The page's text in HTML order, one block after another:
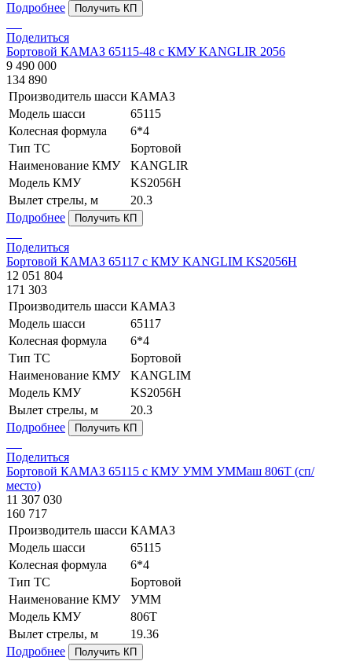
Подробнее
Получить КП
Поделиться
Бортовой КАМАЗ 65115-48 с КМУ KANGLIR 2056
9 490 000
134 890
Производитель шасси КАМАЗ
Модель шасси
65115
Колесная формула
6*4
Тип ТС
Бортовой
Наименование КМУ
KANGLIR
Модель КМУ
KS2056H
Вылет стрелы, м
20.3
Подробнее
Получить КП
Поделиться
Бортовой КАМАЗ 65117 с КМУ KANGLIM KS2056H
12 051 804
171 303
Производитель шасси КАМАЗ
Модель шасси
65117
Колесная формула
6*4
Тип ТС
Бортовой
Наименование КМУ
KANGLIM
Модель КМУ
KS2056H
Вылет стрелы, м
20.3
Подробнее
Получить КП
Поделиться
Бортовой КАМАЗ 65115 с КМУ УММ УММаш 806Т (сп/
место)
11 307 030
160 717
Производитель шасси КАМАЗ
Модель шасси
65115
Колесная формула
6*4
Тип ТС
Бортовой
Наименование КМУ
УММ
Модель КМУ
806Т
Вылет стрелы, м
19.36
Подробнее
Получить КП